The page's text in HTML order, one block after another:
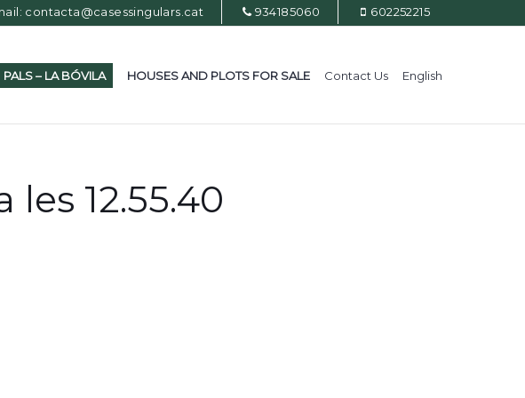
contacta@casessingulars.cat 934185060 602252215
PALS – LA BÓVILA HOUSES AND PLOTS FOR SALE Contact Us English
12.55.40